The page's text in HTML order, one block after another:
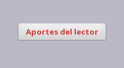
Aportes del lector